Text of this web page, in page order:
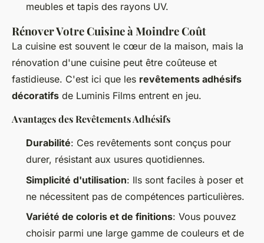
meubles et tapis des rayons UV.
Rénover Votre Cuisine à Moindre Coût
La cuisine est souvent le cœur de la maison, mais la
rénovation d'une cuisine peut être coûteuse et
fastidieuse. C'est ici que les revêtements adhésifs
décoratifs de Luminis Films entrent en jeu.
Avantages des Revêtements Adhésifs
Durabilité: Ces revêtements sont conçus pour
durer, résistant aux usures quotidiennes.
Simplicité d'utilisation: Ils sont faciles à poser et
ne nécessitent pas de compétences particulières.
Variété de coloris et de finitions: Vous pouvez
choisir parmi une large gamme de couleurs et de